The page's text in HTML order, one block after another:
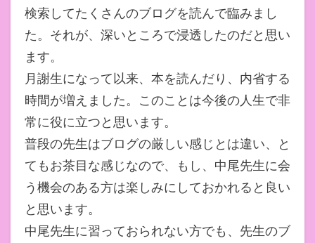
検索してたくさんのブログを読んで臨みまし
た。それが、深いところで浸透したのだと思い
ます。
月謝生になって以来、本を読んだり、内省する
時間が増えました。このことは今後の人生で非
常に役に立つと思います。
普段の先生はブログの厳しい感じとは違い、と
てもお茶目な感じなので、もし、中尾先生に会
う機会のある方は楽しみにしておかれると良い
と思います。
中尾先生に習っておられない方でも、先生のブ